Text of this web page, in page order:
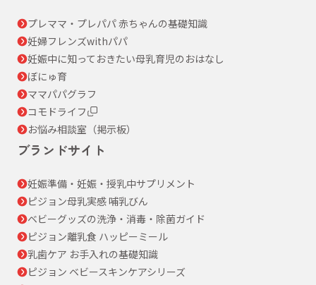
プレママ・プレパパ 赤ちゃんの基礎知識
妊婦フレンズwithパパ
妊娠中に知っておきたい母乳育児のおはなし
ぼにゅ育
ママパパグラフ
コモドライフ
お悩み相談室（掲示板）
ブランドサイト
妊娠準備・妊娠・授乳中サプリメント
ピジョン母乳実感 哺乳びん
ベビーグッズの洗浄・消毒・除菌ガイド
ピジョン離乳食 ハッピーミール
乳歯ケア お手入れの基礎知識
ピジョン ベビースキンケアシリーズ